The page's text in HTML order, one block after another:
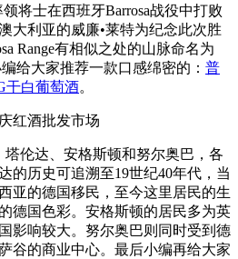
将士在西班牙Barrosa战役中打败
大利亚的威廉•莱特为纪念此次胜
Range有相似之处的山脉命名为
编给大家推荐一款口感绵密的： 普
干白葡萄酒。
伦达、安格斯顿和努尔奥巴，各
的历史可追溯至19世纪40年代，当
亚的德国移民，至今这里居民的生
德国色彩。安格斯顿的居民多为英
影响较大。努尔奥巴则同时受到德
谷的商业中心。最后小编再给大家